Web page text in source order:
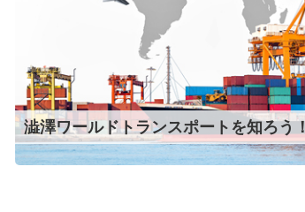
澁澤ワールドトランスポートを知ろう！